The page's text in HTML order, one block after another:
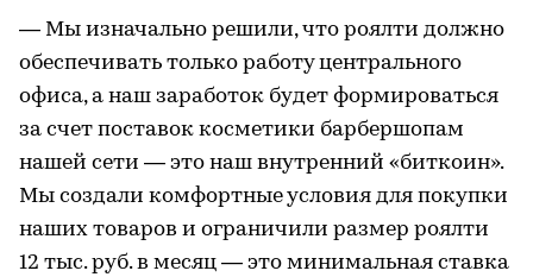
— Мы изначально решили, что роялти должно
обеспечивать только работу центрального
офиса, а наш заработок будет формироваться
за счет поставок косметики барбершопам
нашей сети — это наш внутренний «биткоин».
Мы создали комфортные условия для покупки
наших товаров и ограничили размер роялти
12 тыс. руб. в месяц — это минимальная ставка